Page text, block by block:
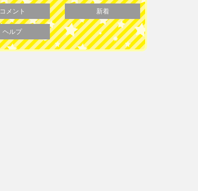
コメント 新着
ヘルプ